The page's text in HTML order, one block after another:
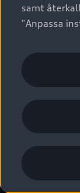
Audi
Vanliga frågor
2G/3G nätet
myAudi
Nyhetsbrev
Vårt
Lediga
Lediga
Kommentar
Utgivare
Juridiskt Audi
Anpassa
samt
"Anpassa